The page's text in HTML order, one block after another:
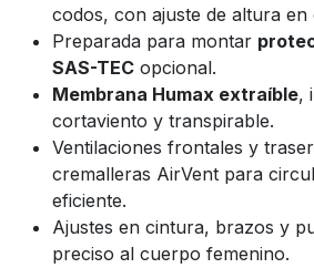
codos, con ajuste de altura en
Preparada para montar
SAS-TEC opcional.
Membrana Humax extraíble,
cortaviento y transpirable.
Ventilaciones frontales y
cremalleras AirVent para
eficiente.
Ajustes en cintura, brazos y
preciso al cuerpo femenino.